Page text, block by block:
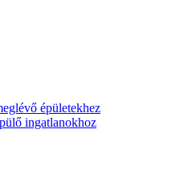
épületekhez
ingatlanokhoz